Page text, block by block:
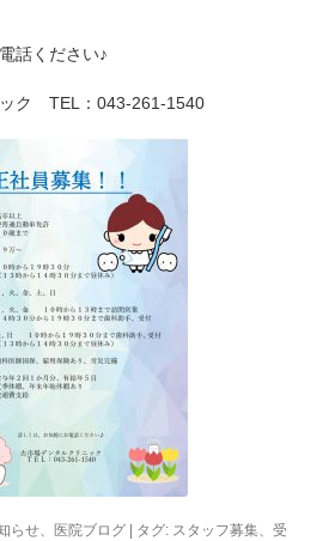
話ください♪
ク TEL：043-261-1540
らせ、 医院ブログ | タグ: スタッフ募集、受